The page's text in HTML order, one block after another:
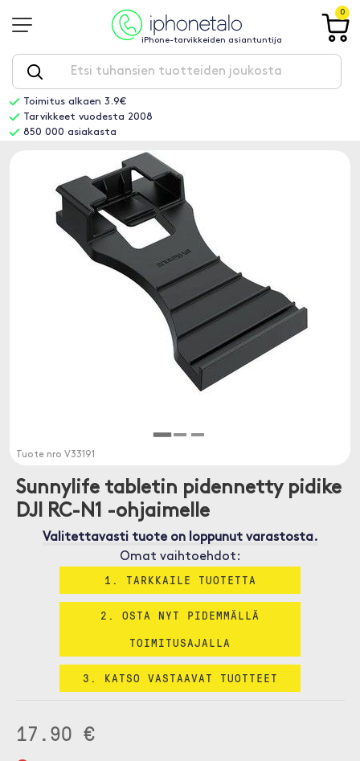
iPhone-tarvikkeiden asiantuntija
0
Toimitus alkaen 3.9€
Tarvikkeet vuodesta 2008
850 000 asiakasta
Tuote nro V33191
Sunnylife tabletin pidennetty pidike
DJI RC-N1 -ohjaimelle
Valitettavasti tuote on loppunut varastosta.
Omat vaihtoehdot:
1. TARKKAILE TUOTETTA
2. OSTA NYT PIDEMMÄLLÄ
TOIMITUSAJALLA
3. KATSO VASTAAVAT TUOTTEET
17.90 €